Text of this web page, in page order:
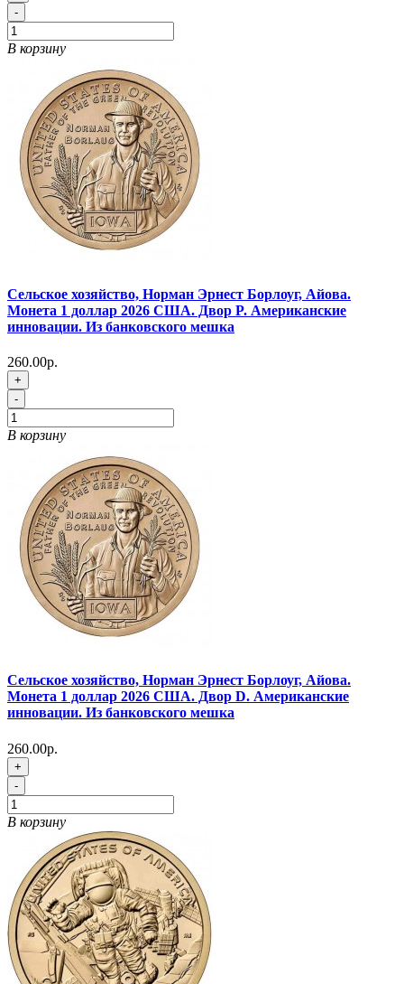
-
В корзину
Сельское хозяйство, Норман Эрнест Борлоуг, Айова.
Монета 1 доллар 2026 США. Двор P. Американские
инновации. Из банковского мешка
260.00р.
+
-
В корзину
Сельское хозяйство, Норман Эрнест Борлоуг, Айова.
Монета 1 доллар 2026 США. Двор D. Американские
инновации. Из банковского мешка
260.00р.
+
-
В корзину